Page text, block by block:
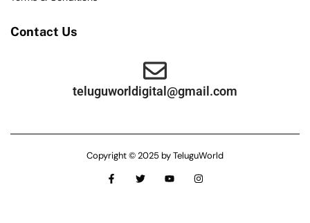
Contact Us
teluguworldigital@gmail.com
Copyright © 2025 by TeluguWorld